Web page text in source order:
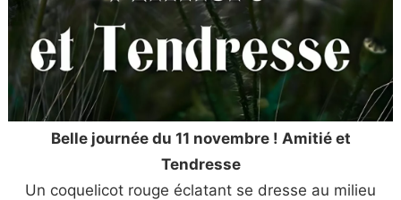
Belle journée du 11 novembre ! Amitié et
Tendresse
Un coquelicot rouge éclatant se dresse au milieu